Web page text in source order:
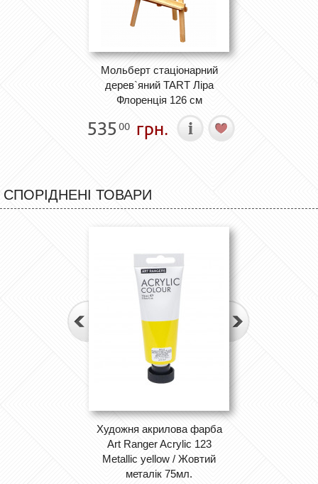
Мольберт стаціонарний
дерев`яний TART Ліра
Флоренція 126 см
535 00 грн.
СПОРІДНЕНІ ТОВАРИ
Художня акрилова фарба
Art Ranger Acrylic 123
Metallic yellow / Жовтий
металік 75мл.